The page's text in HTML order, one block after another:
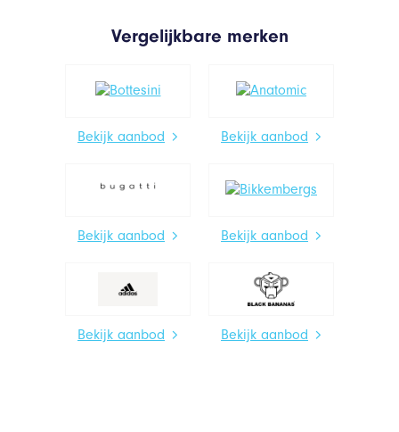
Vergelijkbare merken
Bekijk aanbod Bekijk aanbod
Bekijk aanbod Bekijk aanbod
Bekijk aanbod Bekijk aanbod